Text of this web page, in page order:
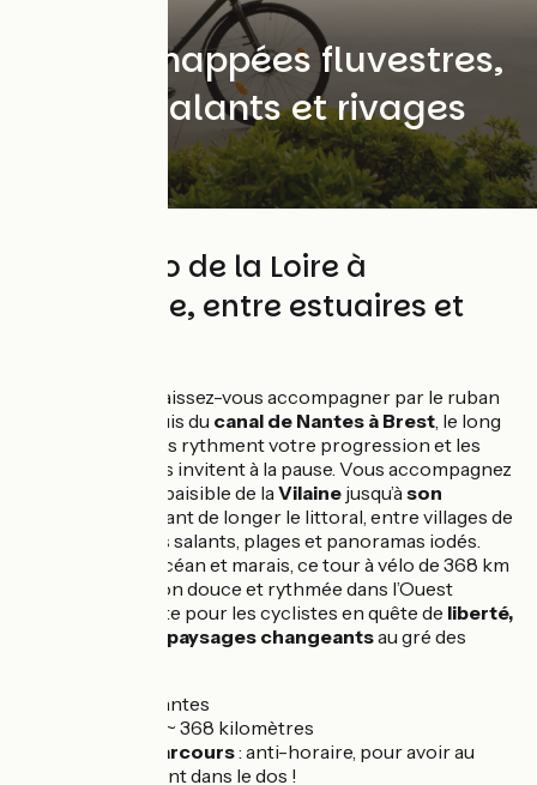
Entre échappées fluvestres,
marais salants et rivages
Tour à vélo de la Loire à
l’Atlantique, entre estuaires et
Depuis Nantes, laissez-vous accompagner par le ruban
vert de l'Erdre puis du canal de Nantes à Brest, le long
duquel les écluses rythment votre progression et les
haltes bucoliques invitent à la pause. Vous accompagnez
ensuite le cours paisible de laVilaine jusqu’àson
avant de longer le littoral, entre villages de
caractère, marais salants, plages et panoramas iodés.
Entre estuaire, océan et marais, ce tour à vélo de 368 km
est une immersion douce et rythmée dans l’Ouest
atlantique, parfaite pour les cyclistes en quête de liberté,
de nature et de paysages changeantsau gré des
Nantes
~ 368 kilomètres
Sens du parcours: anti-horaire, pour avoir au
retour le vent dans le dos !